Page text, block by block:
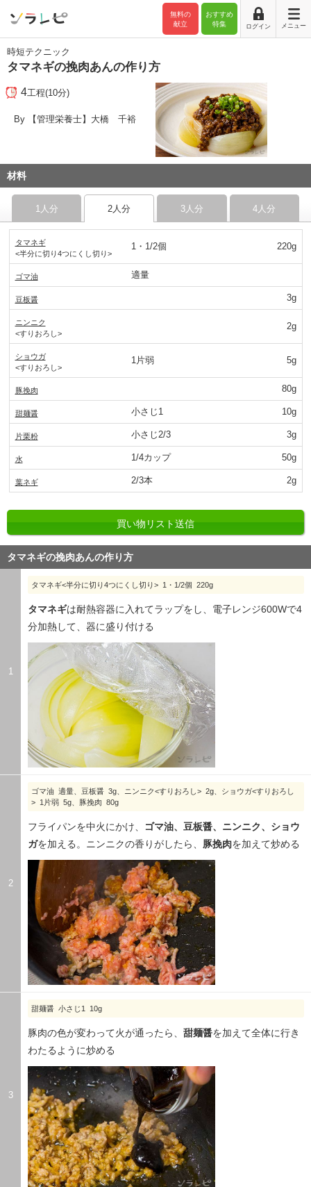
おすすめ
特集
無料の
献立
ログイン メニュー
時短テクニック
タマネギの挽肉あんの作り方
4工程(10分)
By 【管理栄養士】大橋 千裕
材料
1人分 2人分 3人分 4人分
タマネギ
<半分に切り4つにくし切り>
1・1/2個 220g
ゴマ油 適量
豆板醤 3g
ニンニク
<すりおろし>
2g
ショウガ
<すりおろし>
1片弱 5g
豚挽肉 80g
甜麺醤 小さじ1 10g
片栗粉 小さじ2/3 3g
水 1/4カップ 50g
葉ネギ 2/3本 2g
買い物リスト送信
タマネギの挽肉あんの作り方
1
タマネギ<半分に切り4つにくし切り> 1・1/2個 220g
タマネギは耐熱容器に入れてラップをし、電子レンジ600Wで4
分加熱して、器に盛り付ける
2
ゴマ油 適量、豆板醤 3g、ニンニク<すりおろし> 2g、ショウガ<すりおろし
> 1片弱 5g、豚挽肉 80g
フライパンを中火にかけ、
ゴマ油、豆板醤、ニンニク、ショウ
ガを加える。ニンニクの香りがしたら、 豚挽肉を加えて炒める
3
甜麺醤 小さじ1 10g
豚肉の色が変わって火が通ったら、 甜麺醤を加えて全体に行き
わたるように炒める